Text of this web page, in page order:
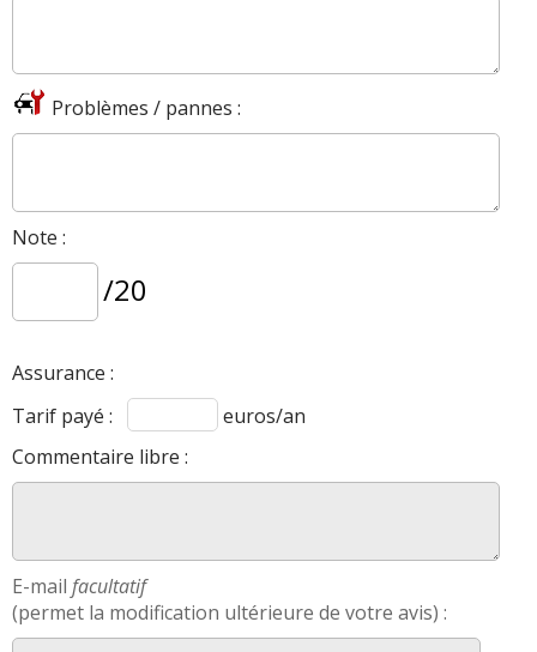
Problèmes / pannes :
Note :
/20
Assurance :
Tarif payé :
euros/an
Commentaire libre :
E-mail facultatif
(permet la modification ultérieure de votre avis) :